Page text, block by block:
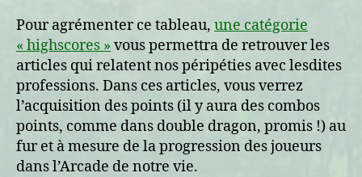
Pour agrémenter ce tableau, une catégorie
« highscores » vous permettra de retrouver les
articles qui relatent nos péripéties avec lesdites
professions. Dans ces articles, vous verrez
l’acquisition des points (il y aura des combos
points, comme dans double dragon, promis !) au
fur et à mesure de la progression des joueurs
dans l’Arcade de notre vie.